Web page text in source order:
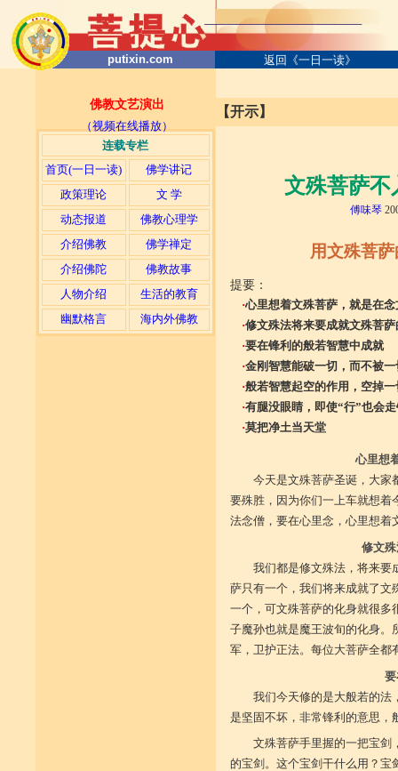
putixin.com 返回《一日一读》
佛教文艺演出
（视频在线播放）
连载专栏
首页(一日一读)
佛学讲记
政策理论
文 学
动态报道
佛教心理学
介绍佛教
佛学禅定
介绍佛陀
佛教故事
人物介绍
生活的教育
幽默格言
海内外佛教
【开示】
文殊菩萨不
傅味琴
用文殊菩
提要：
·心里想着文殊菩萨，就是在
·修文殊法将来要成就文殊菩萨
·要在锋利的般若智慧中成就
·金刚智慧能破一切，而不被一
·般若智慧起空的作用，空掉
·有腿没眼睛，即使“行”也会
·莫把净土当天堂
心里想
今天是文殊菩萨圣诞，大家
要殊胜，因为你们一上车就想着
法念僧，要在心里念，心里想着
修文
我们都是修文殊法，将来要
萨只有一个，我们将来成就了文
一个，可文殊菩萨的化身就很多
子魔孙也就是魔王波旬的化身。
军，卫护正法。每位大菩萨全都
我们今天修的是大般若的法
是坚固不坏，非常锋利的意思，
文殊菩萨手里握的一把宝剑
的宝剑。这个宝剑干什么用？